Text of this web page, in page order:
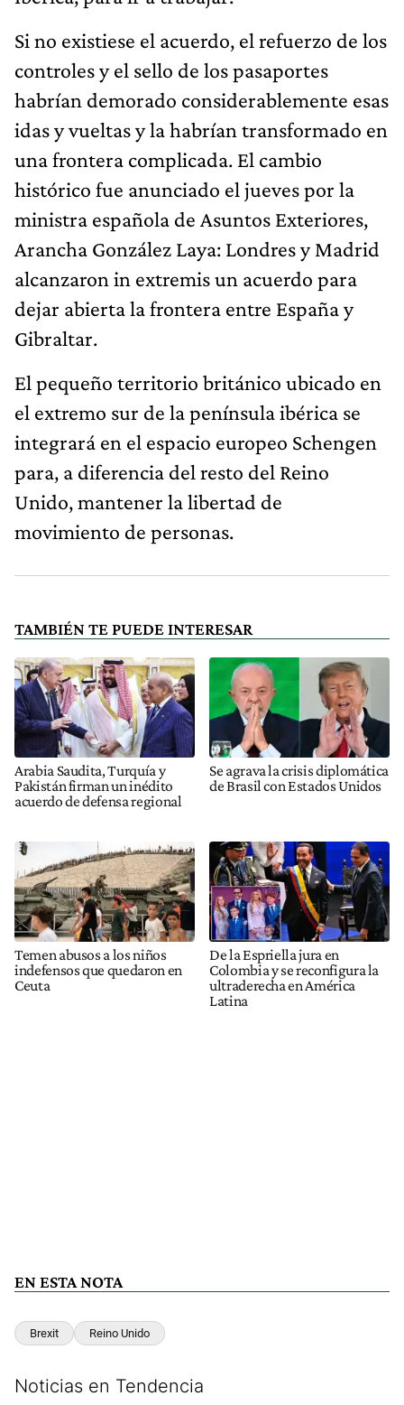
Si no existiese el acuerdo, el refuerzo de los
controles y el sello de los pasaportes
habrían demorado considerablemente esas
idas y vueltas y la habrían transformado en
una frontera complicada. El cambio
histórico fue anunciado el jueves por la
ministra española de Asuntos Exteriores,
Arancha González Laya: Londres y Madrid
alcanzaron in extremis un acuerdo para
dejar abierta la frontera entre España y
Gibraltar.
El pequeño territorio británico ubicado en
el extremo sur de la península ibérica se
integrará en el espacio europeo Schengen
para, a diferencia del resto del Reino
Unido, mantener la libertad de
movimiento de personas.
TAMBIÉN TE PUEDE INTERESAR
Arabia Saudita, Turquía y
Pakistán firman un inédito
acuerdo de defensa regional
Se agrava la crisis diplomática
de Brasil con Estados Unidos
Temen abusos a los niños
indefensos que quedaron en
Ceuta
De la Espriella jura en
Colombia y se reconfigura la
ultraderecha en América
Latina
EN ESTA NOTA
Brexit Reino Unido
Noticias en Tendencia